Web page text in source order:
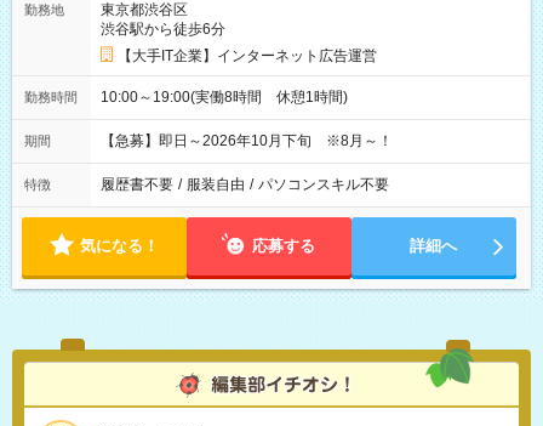
勤務地
東京都渋谷区
渋谷駅から徒歩6分
【大手IT企業】インターネット広告運営
勤務時間 10:00～19:00(実働8時間 休憩1時間)
期間 【急募】即日～2026年10月下旬 ※8月～！
特徴 履歴書不要 / 服装自由 / パソコンスキル不要
気になる！ 応募する 詳細へ